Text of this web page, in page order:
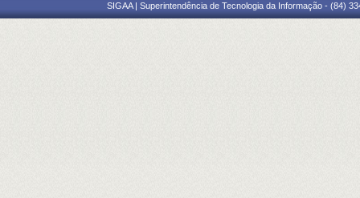
SIGAA | Superintendência de Tecnologia da Informação - (84)